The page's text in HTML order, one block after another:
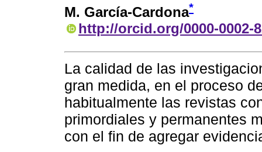
M. García-Cardona*
http://orcid.org/0000-0002-
La calidad de las
gran medida, en el proceso
habitualmente las revistas
primordiales y permanentes
con el fin de agregar